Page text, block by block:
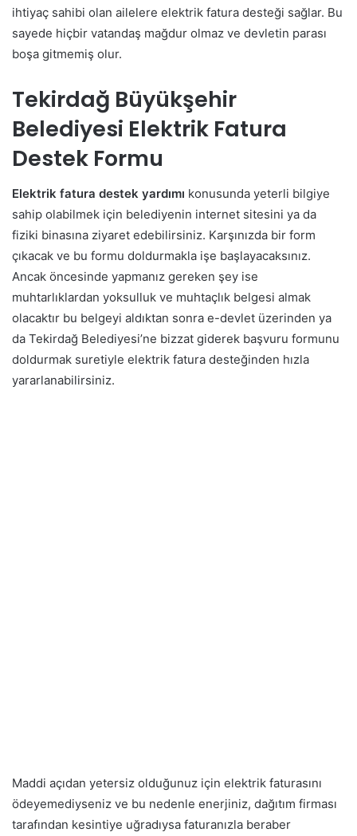
ihtiyaç sahibi olan ailelere elektrik fatura desteği sağlar. Bu
sayede hiçbir vatandaş mağdur olmaz ve devletin parası
boşa gitmemiş olur.
Tekirdağ Büyükşehir
Belediyesi Elektrik Fatura
Destek Formu
Elektrik fatura destek yardımı konusunda yeterli bilgiye
sahip olabilmek için belediyenin internet sitesini ya da
fiziki binasına ziyaret edebilirsiniz. Karşınızda bir form
çıkacak ve bu formu doldurmakla işe başlayacaksınız.
Ancak öncesinde yapmanız gereken şey ise
muhtarlıklardan yoksulluk ve muhtaçlık belgesi almak
olacaktır bu belgeyi aldıktan sonra e-devlet üzerinden ya
da Tekirdağ Belediyesi’ne bizzat giderek başvuru formunu
doldurmak suretiyle elektrik fatura desteğinden hızla
yararlanabilirsiniz.
Maddi açıdan yetersiz olduğunuz için elektrik faturasını
ödeyemediyseniz ve bu nedenle enerjiniz, dağıtım firması
tarafından kesintiye uğradıysa faturanızla beraber